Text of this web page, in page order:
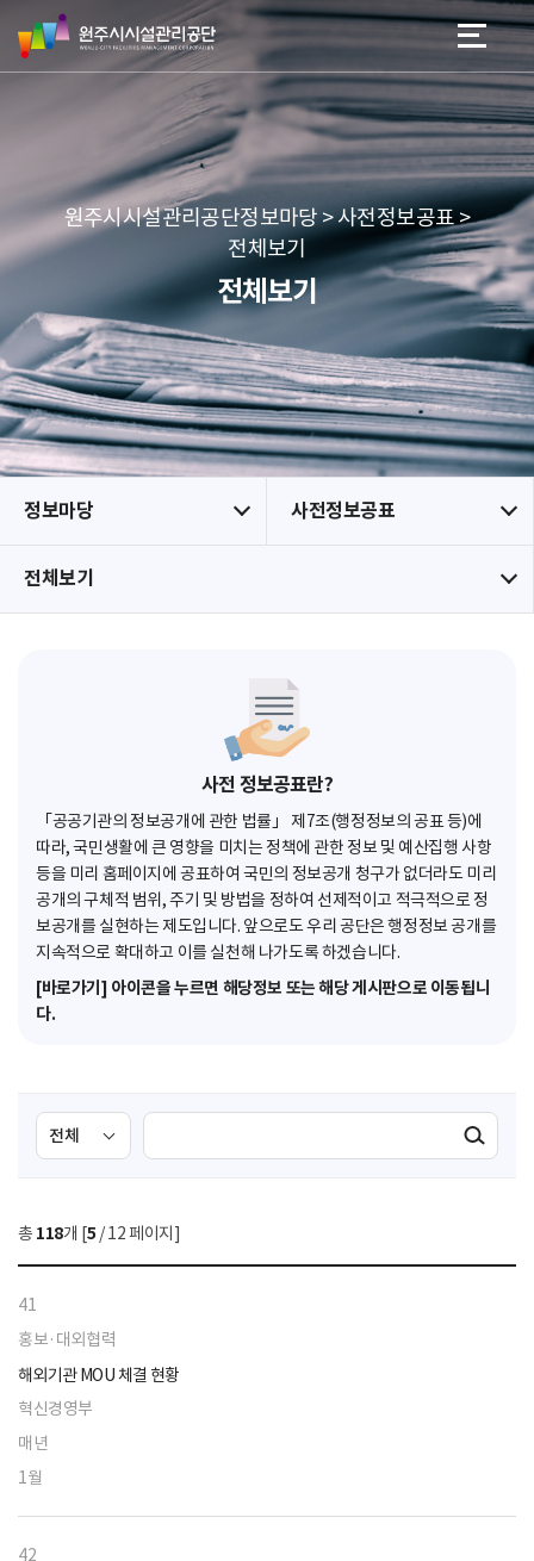
네
본문 바로가기
메뉴 바로가기
원
주
시
리
공
단
원주시시설관리공단정보마당 > 사전정보공표 >
전체보기
전체보기
정보마당 사전정보공표
전체보기
사전 정보공표란?
「공공기관의 정보공개에 관한 법률」 제7조(행정정보의 공표 등)에
따라, 국민생활에 큰 영향을 미치는 정책에 관한 정보 및 예산집행 사항
등을 미리 홈페이지에 공표하여 국민의 정보공개 청구가 없더라도 미리
공개의 구체적 범위, 주기 및 방법을 정하여 선제적이고 적극적으로 정
보공개를 실현하는 제도입니다. 앞으로도 우리 공단은 행정정보 공개를
지속적으로 확대하고 이를 실천해 나가도록 하겠습니다.
[바로가기] 아이콘을 누르면 해당정보 또는 해당 게시판으로 이동됩니
다.
검
색
선
택
색
검색실행
총 118개 [5 / 12 페이지]
41
홍보·대외협력
해외기관 MOU 체결 현황
혁신경영부
매년
1월
42